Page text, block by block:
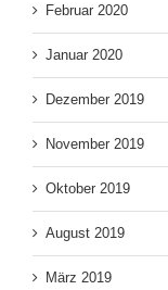
Februar 2020
Januar 2020
Dezember 2019
November 2019
Oktober 2019
August 2019
März 2019